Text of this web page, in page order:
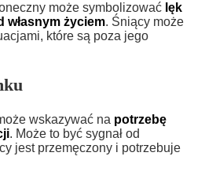
może symbolizować lęk
własnym życiem. Śniący może
które są poza jego
wskazywać na potrzebę
. Może to być sygnał od
jest przemęczony i potrzebuje